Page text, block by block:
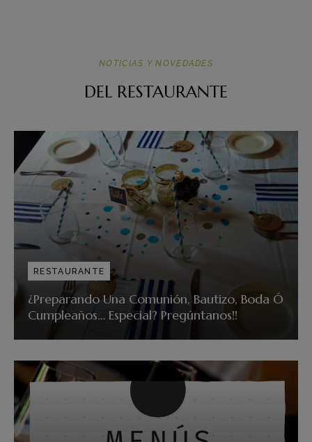
NOTICIAS Y NOVEDADES
DEL RESTAURANTE
RESTAURANTE
¿Preparando Una Comunión, Bautizo, Boda Ó
Cumpleaños… Especial? Pregúntanos!!